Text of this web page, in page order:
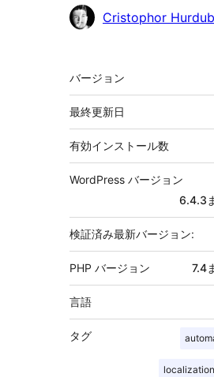
Cristophor
メ
タ
バージョン
最終更新日
有効インストール数
WordPress バージョン
6.4.3
検証済み最新バージョン:
PHP バージョン 7.4
言語
タグ
localization